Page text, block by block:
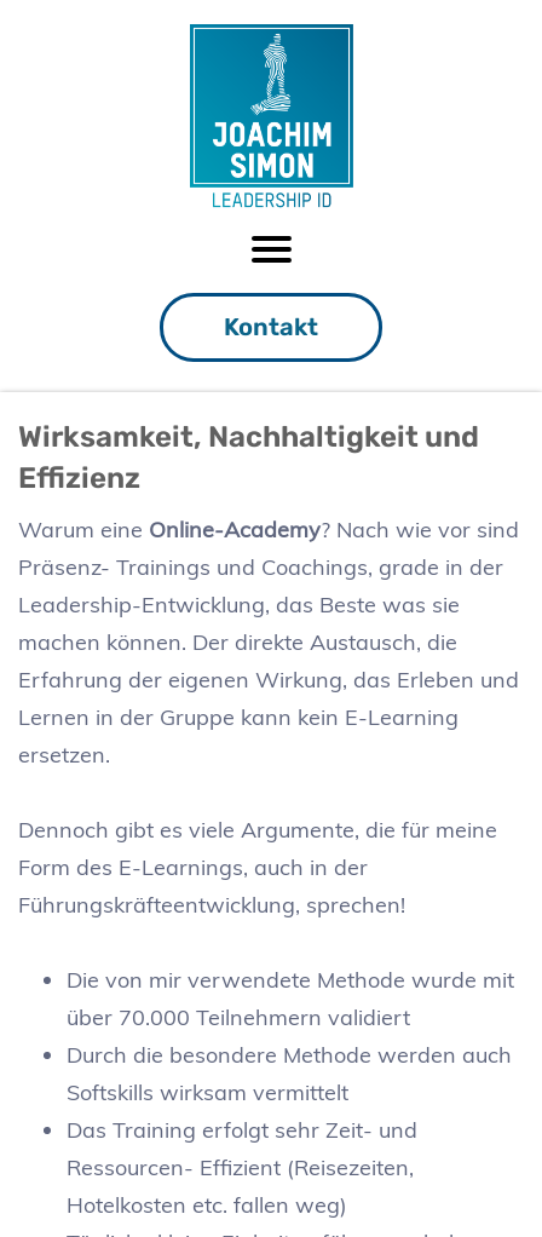
Kontakt
Wirksamkeit, Nachhaltigkeit und
Effizienz
Warum eine Online-Academy? Nach wie vor sind
Präsenz- Trainings und Coachings, grade in der
Leadership-Entwicklung, das Beste was sie
machen können. Der direkte Austausch, die
Erfahrung der eigenen Wirkung, das Erleben und
Lernen in der Gruppe kann kein E-Learning
ersetzen.
Dennoch gibt es viele Argumente, die für meine
Form des E-Learnings, auch in der
Führungskräfteentwicklung, sprechen!
Die von mir verwendete Methode wurde mit
über 70.000 Teilnehmern validiert
Durch die besondere Methode werden auch
Softskills wirksam vermittelt
Das Training erfolgt sehr Zeit- und
Ressourcen- Effizient (Reisezeiten,
Hotelkosten etc. fallen weg)